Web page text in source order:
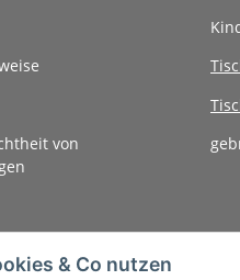
von
& Co nutzen